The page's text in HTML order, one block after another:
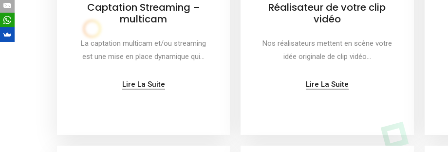
Captation Streaming –
multicam
La captation multicam et/ou streaming
est une mise en place dynamique qui…
Lire La Suite
Réalisateur de votre clip
vidéo
Nos réalisateurs mettent en scène votre
idée originale de clip vidéo…
Lire La Suite